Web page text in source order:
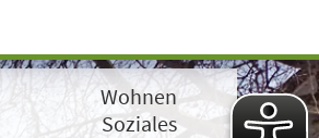
Wohnen
Soziales